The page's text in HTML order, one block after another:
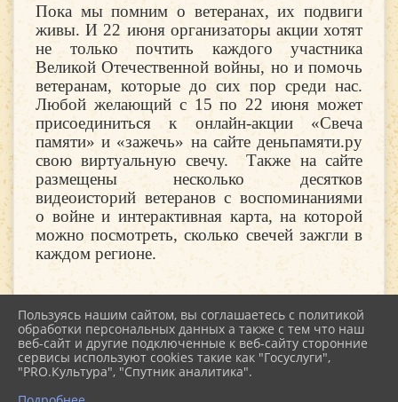
Пока мы помним о ветеранах, их подвиги
живы. И 22 июня организаторы акции хотят
не только почтить каждого участника
Великой Отечественной войны, но и помочь
ветеранам, которые до сих пор среди нас.
Любой желающий с 15 по 22 июня может
присоединиться к онлайн-акции «Свеча
памяти» и «зажечь» на сайте деньпамяти.ру
свою виртуальную свечу. Также на сайте
размещены несколько десятков
видеоисторий ветеранов с воспоминаниями
о войне и интерактивная карта, на которой
можно посмотреть, сколько свечей зажгли в
каждом регионе.
2026 г. kultstar.ru
Вход
Карта сайта
Политика обработки персональных данных
Пользуясь нашим сайтом, вы соглашаетесь с политикой
обработки персональных данных а также с тем что наш
веб-сайт и другие подключенные к веб-сайту сторонние
сервисы используют cookies такие как "Госуслуги",
"PRO.Культура", "Спутник аналитика".